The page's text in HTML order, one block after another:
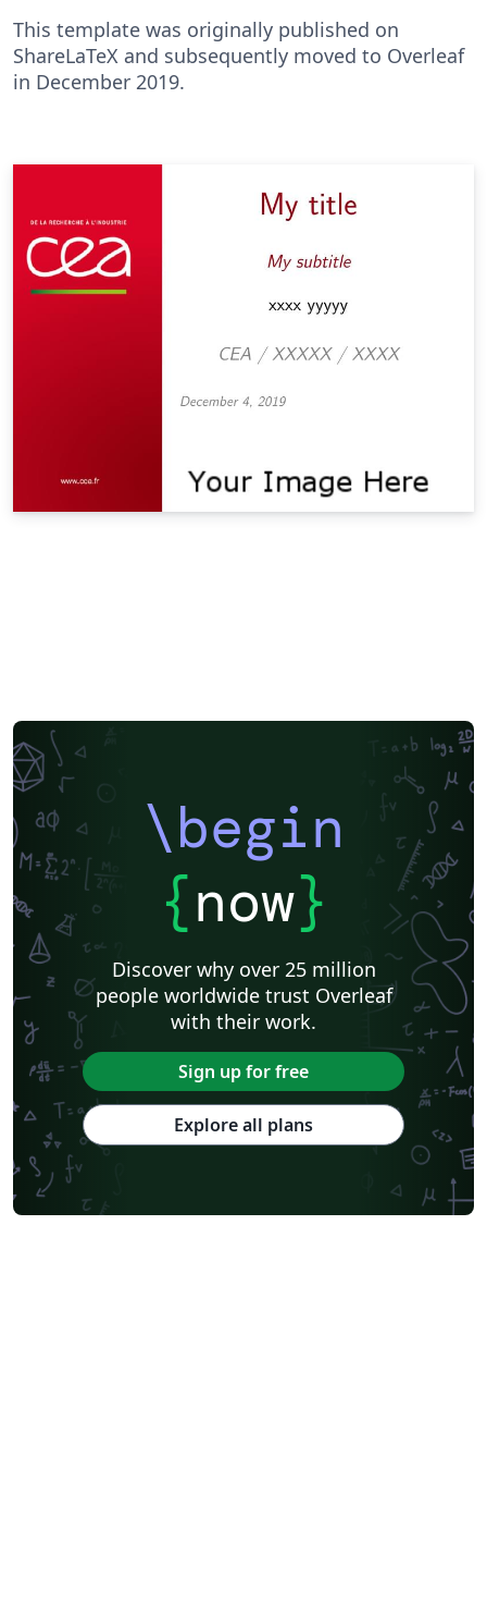
This template was originally published on
ShareLaTeX and subsequently moved to Overleaf
in December 2019.
\begin
{now}
Discover why over 25 million
people worldwide trust Overleaf
with their work.
Sign up for free
Explore all plans